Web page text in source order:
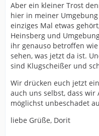
Aber ein kleiner Trost
hier in meiner
einziges Mal etwas
Heinsberg und
ihr genauso betroffen
sehen, was jetzt da ist.
sind Klugscheißer und
Wir drücken euch jetzt
auch uns selbst, dass wir
möglichst unbeschadet
liebe Grüße, Dorit